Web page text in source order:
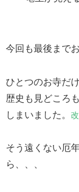
今回も最後まで
ひとつのお寺だ
歴史も見どころ
しまいました。
そう遠くない厄
ら、、、